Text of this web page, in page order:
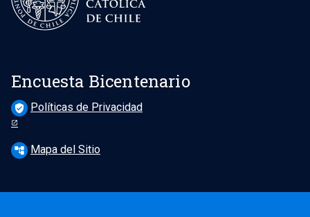
Encuesta Bicentenario
verified_user Políticas de Privacidad
account_tree Mapa del Sitio